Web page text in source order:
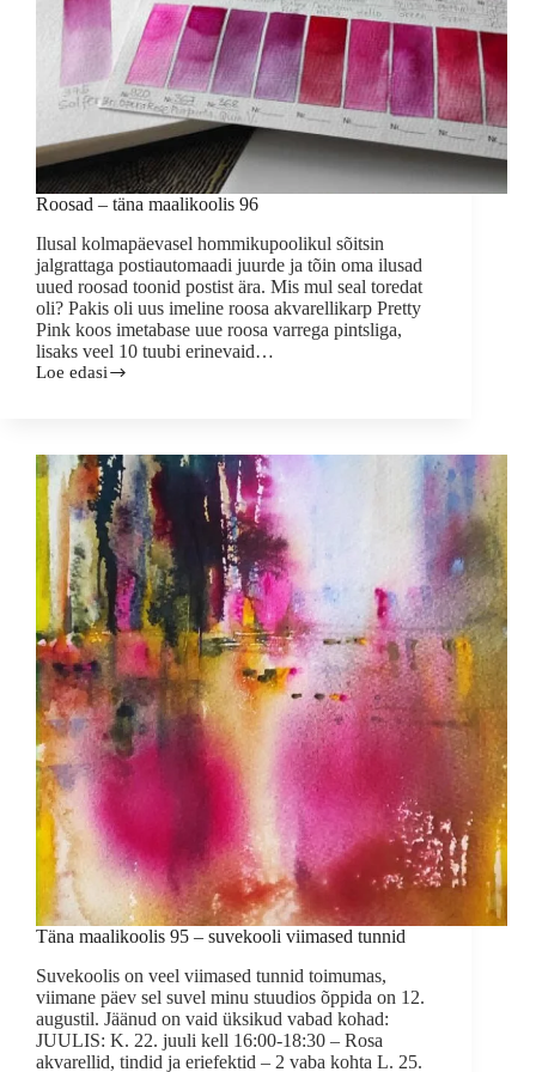
Roosad – täna maalikoolis 96
Ilusal kolmapäevasel hommikupoolikul sõitsin
jalgrattaga postiautomaadi juurde ja tõin oma ilusad
uued roosad toonid postist ära. Mis mul seal toredat
oli? Pakis oli uus imeline roosa akvarellikarp Pretty
Pink koos imetabase uue roosa varrega pintsliga,
lisaks veel 10 tuubi erinevaid…
Loe edasi
Roosad
96
Täna maalikoolis 95 – suvekooli viimased tunnid
Suvekoolis on veel viimased tunnid toimumas,
viimane päev sel suvel minu stuudios õppida on 12.
augustil. Jäänud on vaid üksikud vabad kohad:
JUULIS: K. 22. juuli kell 16:00-18:30 – Rosa
akvarellid, tindid ja eriefektid – 2 vaba kohta L. 25.